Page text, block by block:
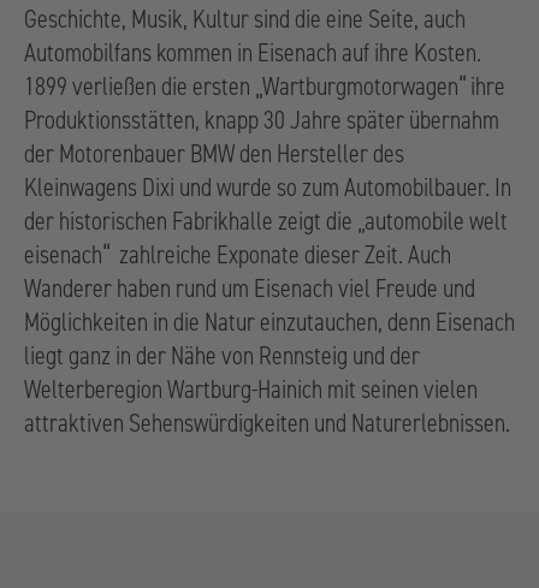
Geschichte, Musik, Kultur sind die eine Seite, auch
Automobilfans kommen in Eisenach auf ihre Kosten.
1899 verließen die ersten „Wartburgmotorwagen“ ihre
Produktionsstätten, knapp 30 Jahre später übernahm
der Motorenbauer BMW den Hersteller des
Kleinwagens Dixi und wurde so zum Automobilbauer. In
der historischen Fabrikhalle zeigt die „automobile welt
eisenach“ zahlreiche Exponate dieser Zeit. Auch
Wanderer haben rund um Eisenach viel Freude und
Möglichkeiten in die Natur einzutauchen, denn Eisenach
liegt ganz in der Nähe von Rennsteig und der
Welterberegion Wartburg-Hainich mit seinen vielen
attraktiven Sehenswürdigkeiten und Naturerlebnissen.